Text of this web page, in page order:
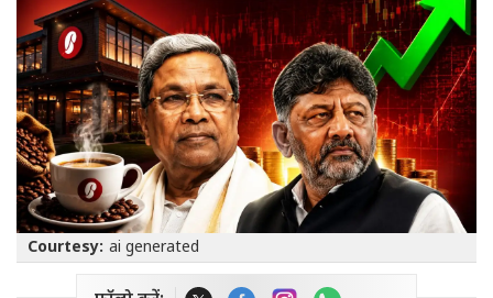
Courtesy: ai generated